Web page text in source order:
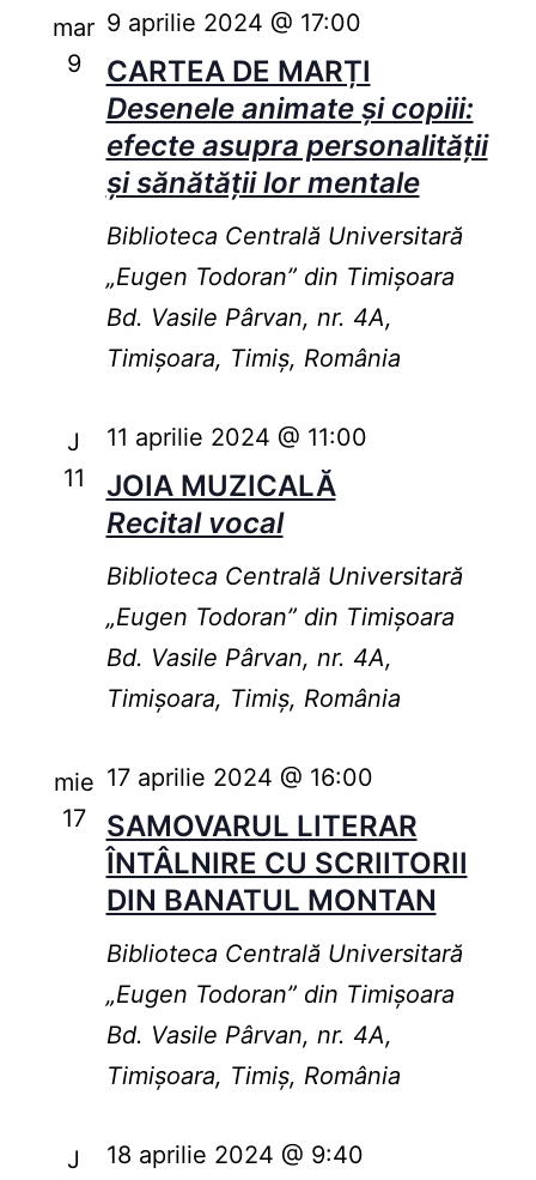
mar
9
CARTEA DE MARȚI
Desenele animate și copiii:
efecte asupra personalității
și sănătății lor mentale
9 aprilie 2024 @ 17:00
Biblioteca Centrală Universitară
„Eugen Todoran” din Timişoara
Bd. Vasile Pârvan, nr. 4A,
Timișoara, Timiș, România
J
11
JOIA MUZICALĂ
Recital vocal
11 aprilie 2024 @ 11:00
Biblioteca Centrală Universitară
„Eugen Todoran” din Timişoara
Bd. Vasile Pârvan, nr. 4A,
Timișoara, Timiș, România
mie
17
SAMOVARUL LITERAR
ÎNTÂLNIRE CU SCRIITORII
DIN BANATUL MONTAN
17 aprilie 2024 @ 16:00
Biblioteca Centrală Universitară
„Eugen Todoran” din Timişoara
Bd. Vasile Pârvan, nr. 4A,
Timișoara, Timiș, România
J
18 aprilie 2024 @ 9:40